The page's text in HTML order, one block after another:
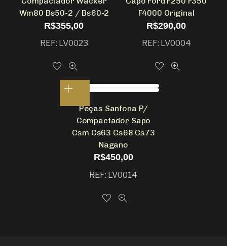
Wm80 Bs50-2 / Bs60-2
R$355,00
REF: LV0023
F4000 Original
R$290,00
REF: LV0004
Peças Sanfona P/
Compactador Sapo
Csm Cs63 Cs68 Cs73
Nagano
R$450,00
REF: LV0014